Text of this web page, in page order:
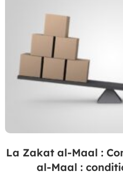
La Zakat al-Maal :
al-Maal :